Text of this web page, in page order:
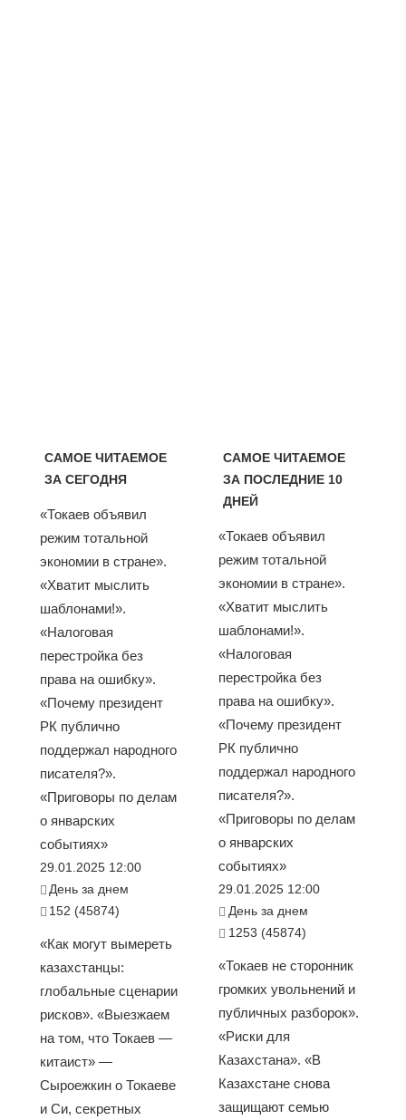
САМОЕ ЧИТАЕМОЕ
ЗА СЕГОДНЯ
«Токаев объявил
режим тотальной
экономии в стране».
«Хватит мыслить
шаблонами!».
«Налоговая
перестройка без
права на ошибку».
«Почему президент
РК публично
поддержал народного
писателя?».
«Приговоры по делам
о январских
событиях»
29.01.2025 12:00
День за днем
152 (45874)
«Как могут вымереть
казахстанцы:
глобальные сценарии
рисков». «Выезжаем
на том, что Токаев —
китаист» —
Сыроежкин о Токаеве
и Си, секретных
САМОЕ ЧИТАЕМОЕ
ЗА ПОСЛЕДНИЕ 10
ДНЕЙ
«Токаев объявил
режим тотальной
экономии в стране».
«Хватит мыслить
шаблонами!».
«Налоговая
перестройка без
права на ошибку».
«Почему президент
РК публично
поддержал народного
писателя?».
«Приговоры по делам
о январских
событиях»
29.01.2025 12:00
День за днем
1253 (45874)
«Токаев не сторонник
громких увольнений и
публичных разборок».
«Риски для
Казахстана». «В
Казахстане снова
защищают семью